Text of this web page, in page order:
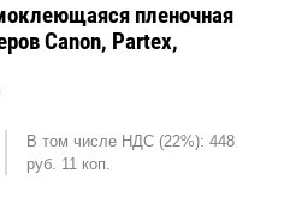
пленочная
Canon, Partex,
В том числе НДС (22%): 448
руб. 11 коп.